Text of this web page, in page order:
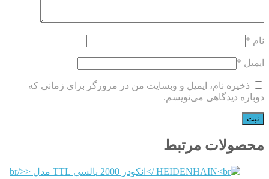
نام *
ایمیل *
ذخیره نام، ایمیل و وبسایت من در مرورگر برای زمانی که
دوباره دیدگاهی می‌نویسم.
محصولات مرتبط